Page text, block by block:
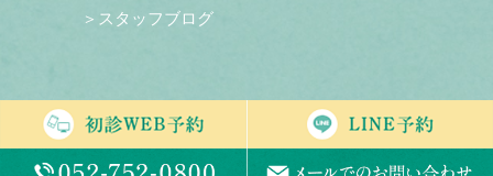
＞スタッフブログ